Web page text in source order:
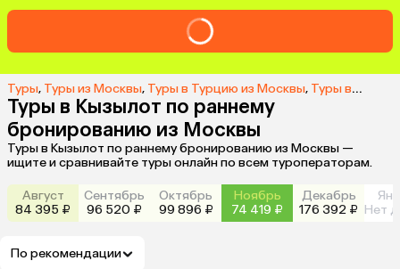
Туры, Туры из Москвы, Туры в Турцию из Москвы, Туры в Кызылот из Москвы
Туры в Кызылот по раннему
бронированию из Москвы
Туры в Кызылот по раннему бронированию из Москвы —
ищите и сравнивайте туры онлайн по всем туроператорам.
Август
84 395 ₽
Сентябрь
96 520 ₽
Октябрь
99 896 ₽
Ноябрь
74 419 ₽
Декабрь
176 392 ₽ Нет
По рекомендации